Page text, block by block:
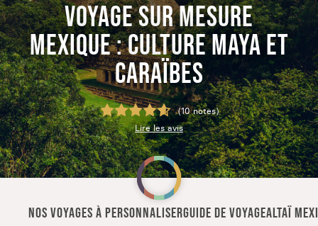
VOYAGE SUR MESURE
MEXIQUE : CULTURE MAYA ET
CARAÏBES
(10 notes)
Lire les avis
NOS VOYAGES À PERSONNALISERGUIDE DE VOYAGEALTAÏ